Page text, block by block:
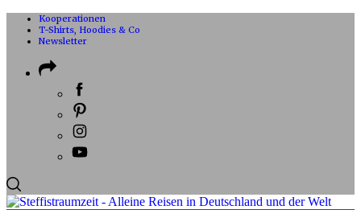
Kooperationen
T-Shirts, Hoodies & Co
Newsletter